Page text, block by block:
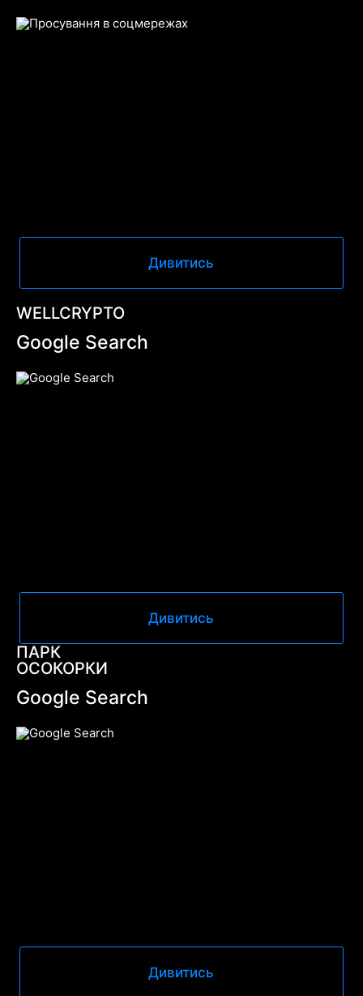
Дивитись
WELLCRYPTO
Google Search
Дивитись
ПАРК
ОСОКОРКИ
Google Search
Дивитись